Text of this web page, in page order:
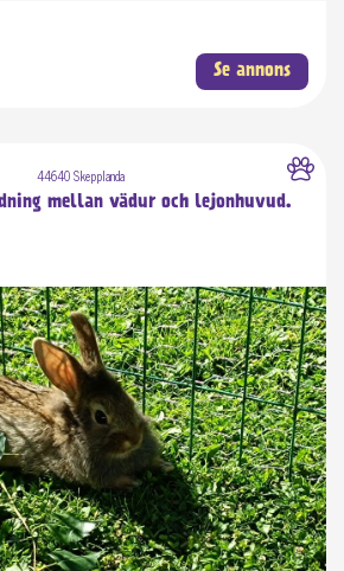
Se annons
44640 Skepplanda
mellan vädur och lejonhuvud.